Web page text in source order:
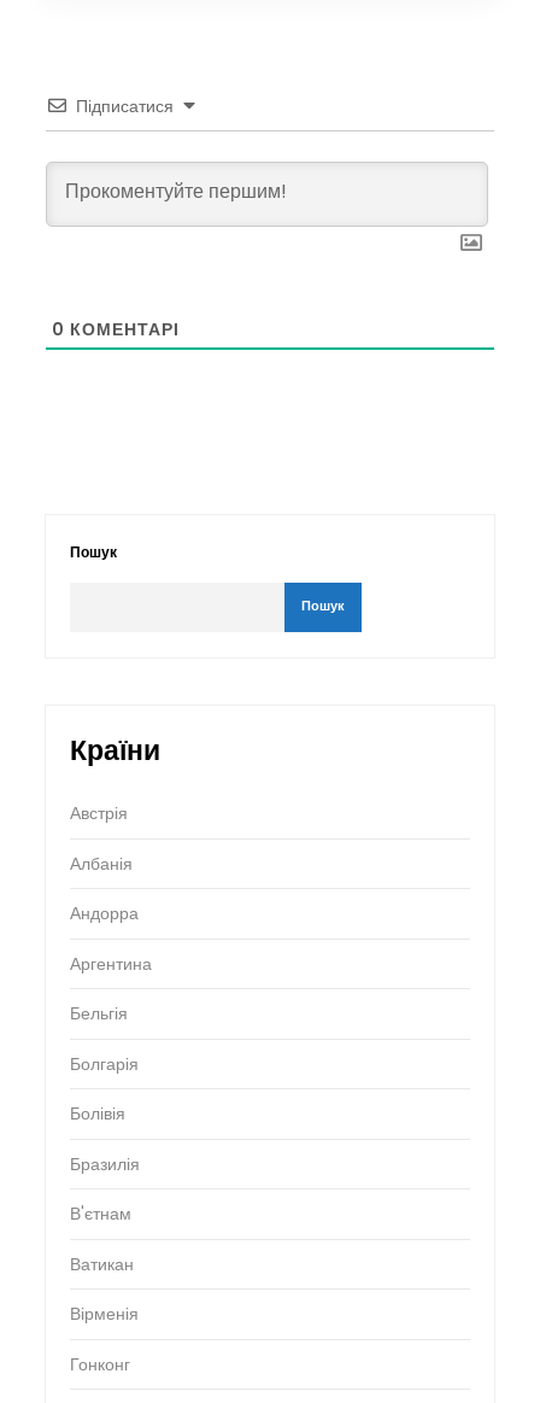
Підписатися
0 КОМЕНТАРІ
Пошук
Пошук
Країни
Австрія
Албанія
Андорра
Аргентина
Бельгія
Болгарія
Болівія
Бразилія
В'єтнам
Ватикан
Вірменія
Гонконг